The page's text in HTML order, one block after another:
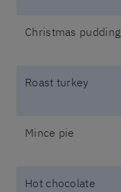
Christmas pudding
Roast turkey
Mince pie
Hot chocolate